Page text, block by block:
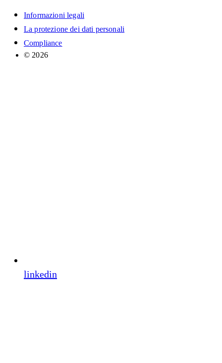
Informazioni legali
La protezione dei dati personali
Compliance
© 2026
linkedin